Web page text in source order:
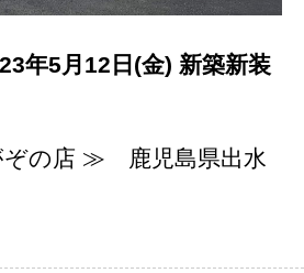
年5月12日(金) 新築新装
の店 ≫ 鹿児島県出水